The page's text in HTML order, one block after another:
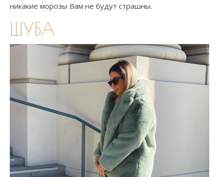
никакие морозы Вам не будут страшны.
ШУБА